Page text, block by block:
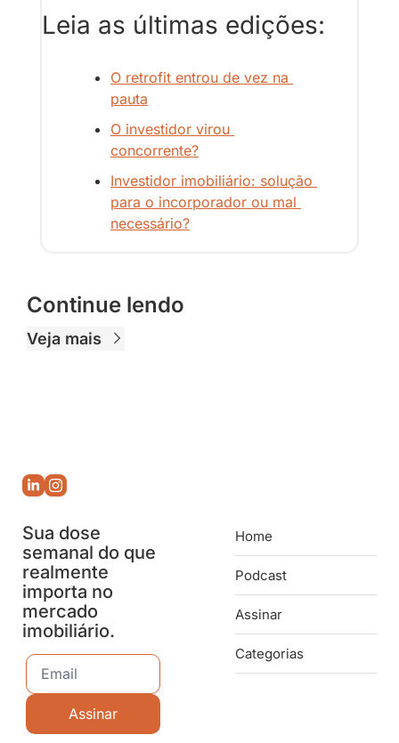
Leia as últimas edições:
O retrofit entrou de vez na
pauta
O investidor virou
concorrente?
Investidor imobiliário: solução
para o incorporador ou mal
necessário?
Continue lendo
Veja mais
Sua dose
semanal do que
realmente
importa no
mercado
imobiliário.
Assinar
Home
Podcast
Assinar
Categorias